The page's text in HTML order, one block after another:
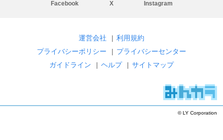
Facebook X Instagram
運営会社 | 利用規約
プライバシーポリシー
| プライバシーセンター
ガイドライン
| ヘルプ | サイトマップ
© LY Corporation